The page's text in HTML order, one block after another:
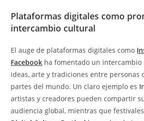
Plataformas digitales como
intercambio cultural
El auge de plataformas digitales como
Facebook ha fomentado un intercambio
ideas, arte y tradiciones entre personas
partes del mundo. Un claro ejemplo es
artistas y creadores pueden compartir
audiencia global, mientras que